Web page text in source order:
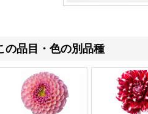
の品目・色の別品種